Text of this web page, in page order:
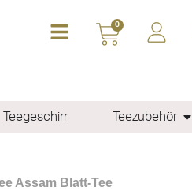
0
Teegeschirr Teezubehör
Assam Blatt-Tee